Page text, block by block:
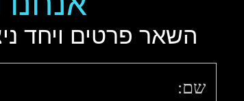
השאר פרטים ויחד